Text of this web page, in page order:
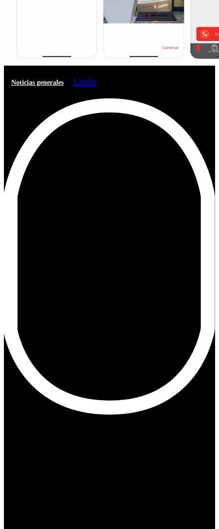
Noticias generales Linda